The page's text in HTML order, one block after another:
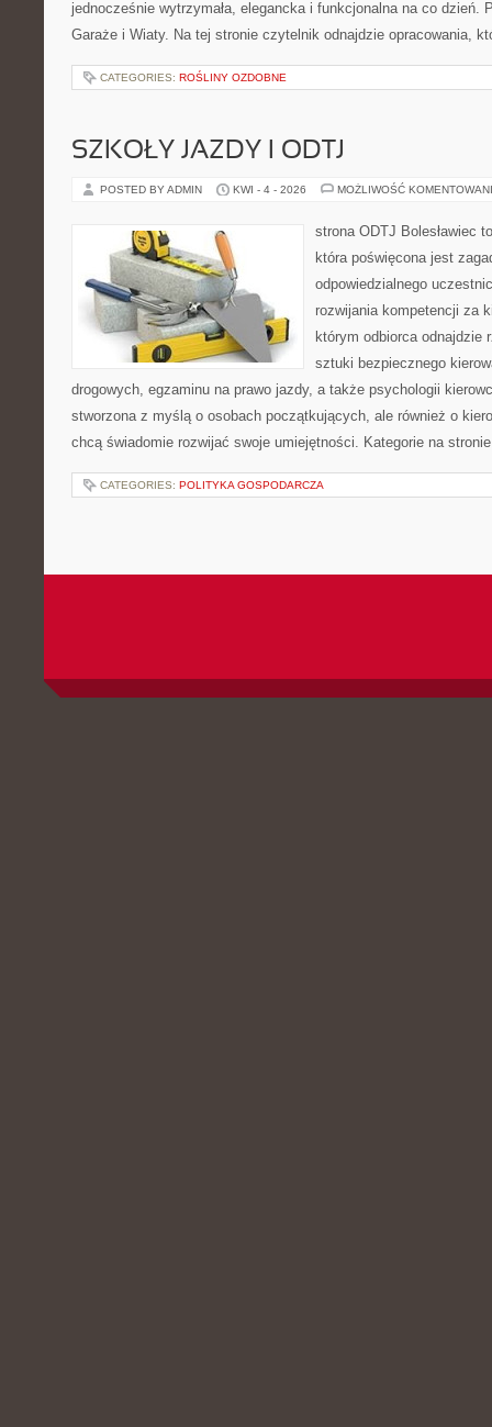
jednocześnie wytrzymała, elegancka i funkcjonalna na co dzień.
Garaże i Wiaty. Na tej stronie czytelnik odnajdzie opracowania,
CATEGORIES: ROŚLINY OZDOBNE
SZKOŁY JAZDY I ODTJ
POSTED BY ADMIN KWI - 4 - 2026 MOŻLIWOŚĆ
strona ODTJ Bolesławiec
która poświęcona jest
odpowiedzialnego
rozwijania kompetencji za
którym odbiorca odnajdzie
sztuki bezpiecznego
drogowych, egzaminu na prawo jazdy, a także psychologii
stworzona z myślą o osobach początkujących, ale również o
chcą świadomie rozwijać swoje umiejętności. Kategorie na
CATEGORIES: POLITYKA GOSPODARCZA